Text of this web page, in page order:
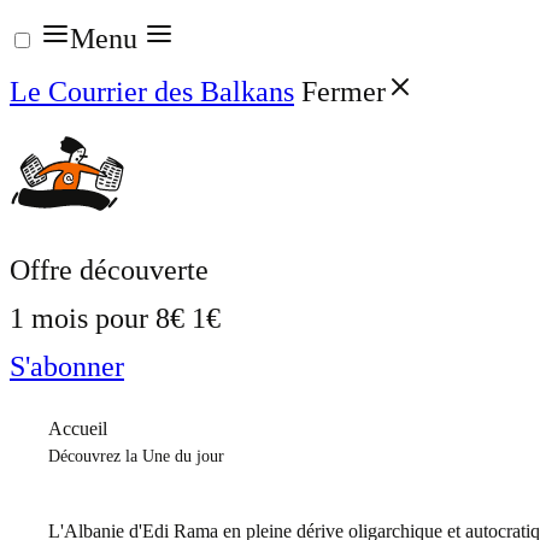
Aller
au
contenu
Menu
Le Courrier des Balkans Fermer
Offre découverte
1 mois pour 8€ 1€
S'abonner
Accueil
Découvrez la Une du jour
L'Albanie d'Edi Rama en pleine dérive oligarchique et